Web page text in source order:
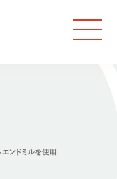
MEN